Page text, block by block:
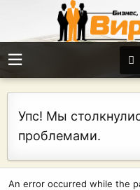
Упс! Мы
проблемами.
An error occurred while the